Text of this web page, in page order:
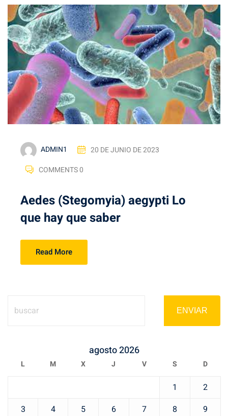
ADMIN1
20 DE JUNIO DE 2023
COMMENTS 0
Aedes (Stegomyia) aegypti Lo
que hay que saber
Read More
ENVIAR
agosto 2026
L M X J V S D
1
2
3
4 5 6 7 8
9